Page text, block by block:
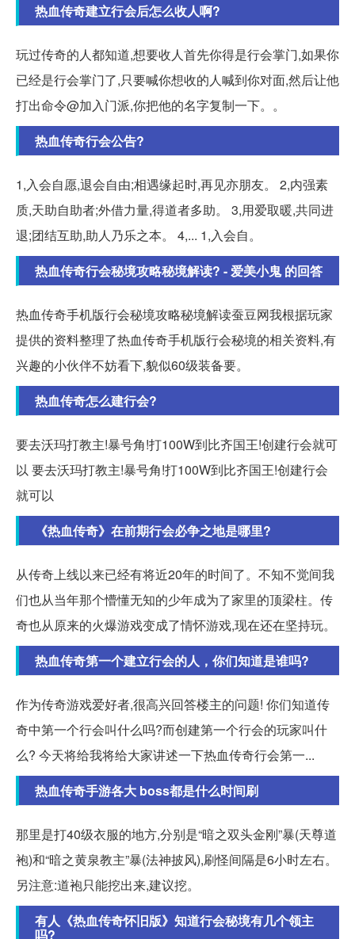
热血传奇建立行会后怎么收人啊?
玩过传奇的人都知道,想要收人首先你得是行会掌门,如果你
已经是行会掌门了,只要喊你想收的人喊到你对面,然后让他
打出命令@加入门派,你把他的名字复制一下。。
热血传奇行会公告?
1,入会自愿,退会自由;相遇缘起时,再见亦朋友。 2,内强素
质,天助自助者;外借力量,得道者多助。 3,用爱取暖,共同进
退;团结互助,助人乃乐之本。 4,... 1,入会自。
热血传奇行会秘境攻略秘境解读? - 爱美小鬼 的回答
热血传奇手机版行会秘境攻略秘境解读蚕豆网我根据玩家
提供的资料整理了热血传奇手机版行会秘境的相关资料,有
兴趣的小伙伴不妨看下,貌似60级装备要。
热血传奇怎么建行会?
要去沃玛打教主!暴号角!打100W到比齐国王!创建行会就可
以 要去沃玛打教主!暴号角!打100W到比齐国王!创建行会
就可以
《热血传奇》在前期行会必争之地是哪里?
从传奇上线以来已经有将近20年的时间了。不知不觉间我
们也从当年那个懵懂无知的少年成为了家里的顶梁柱。传
奇也从原来的火爆游戏变成了情怀游戏,现在还在坚持玩。
热血传奇第一个建立行会的人，你们知道是谁吗?
作为传奇游戏爱好者,很高兴回答楼主的问题! 你们知道传
奇中第一个行会叫什么吗?而创建第一个行会的玩家叫什
么? 今天将给我将给大家讲述一下热血传奇行会第一...
热血传奇手游各大 boss都是什么时间刷
那里是打40级衣服的地方,分别是“暗之双头金刚”暴(天尊道
袍)和“暗之黄泉教主”暴(法神披风),刷怪间隔是6小时左右。
另注意:道袍只能挖出来,建议挖。
有人《热血传奇怀旧版》知道行会秘境有几个领主
吗?